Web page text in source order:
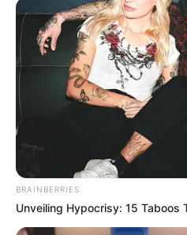
BRAINBERRIES
Unveiling Hypocrisy: 15 Taboos